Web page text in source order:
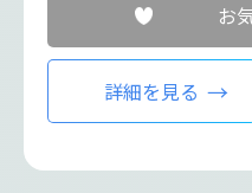
お
詳細を見る